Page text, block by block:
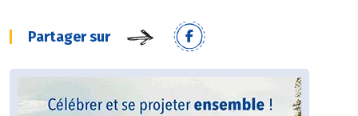
Partager sur